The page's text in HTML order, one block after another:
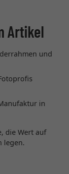
Artikel
und
in
die Wert auf
legen.